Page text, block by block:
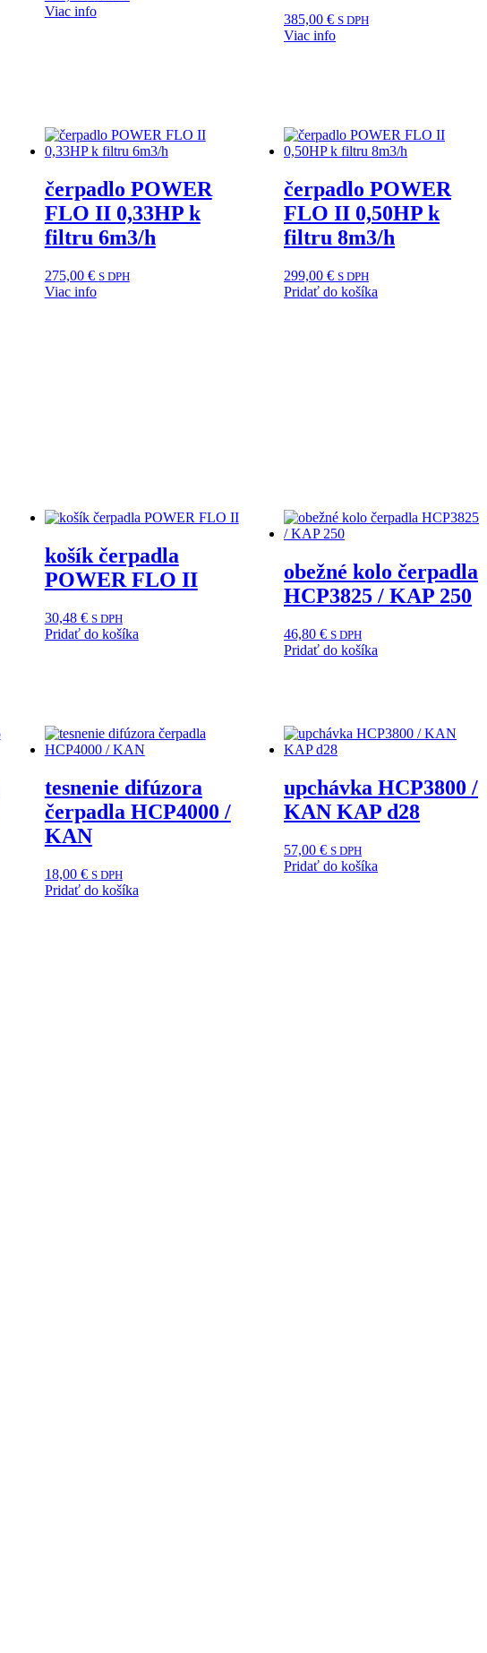
Viac info
385,00 € S DPH
Viac info
čerpadlo POWER
FLO II 0,33HP k
filtru 6m3/h
275,00 € S DPH
Viac info
čerpadlo POWER
FLO II 0,50HP k
filtru 8m3/h
299,00 € S DPH
Pridať do košíka
košík čerpadla
POWER FLO II
30,48 € S DPH
Pridať do košíka
obežné kolo čerpadla
HCP3825 / KAP 250
46,80 € S DPH
Pridať do košíka
tesnenie difúzora
čerpadla HCP4000 /
KAN
18,00 € S DPH
Pridať do košíka
upchávka HCP3800 /
KAN KAP d28
57,00 € S DPH
Pridať do košíka